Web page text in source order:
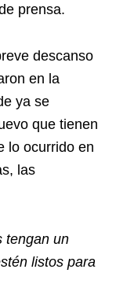
prensa.
descanso
en la
ya se
que tienen
lo ocurrido en
las
tengan un
listos para